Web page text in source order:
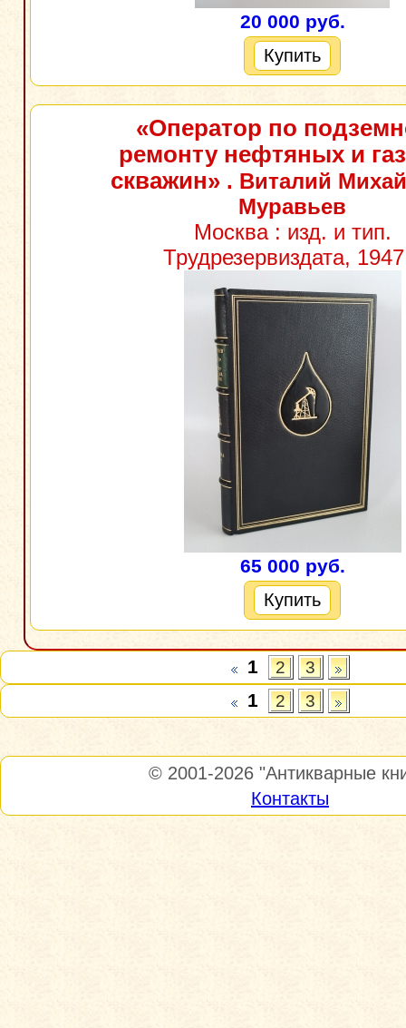
20 000 руб.
Купить
«Оператор по
ремонту нефтяных и
скважин» . Виталий
Муравьев
Москва : изд. и тип.
Трудрезервиздата, 1947
65 000 руб.
Купить
1 2 3
1 2 3
© 2001-2026 "Антикварные
Контакты